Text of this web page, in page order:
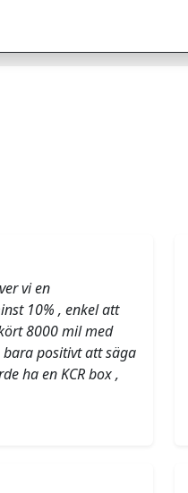
vi en
10% , enkel att
8000 mil med
positivt att säga
ha en KCR box ,